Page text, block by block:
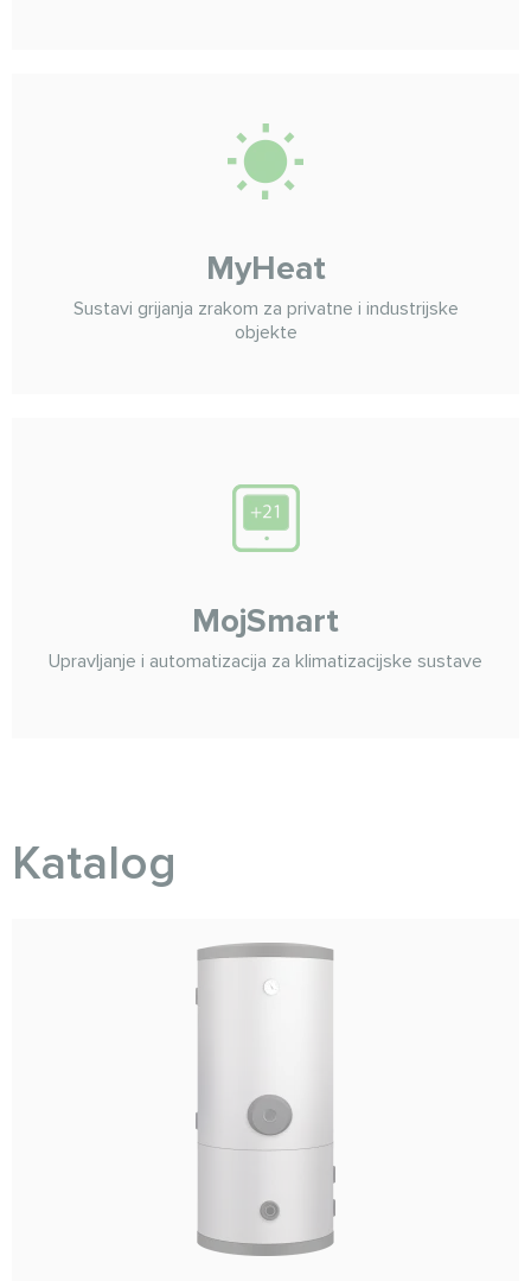
MyHeat
Sustavi grijanja zrakom za privatne i industrijske
objekte
MojSmart
Upravljanje i automatizacija za klimatizacijske sustave
Katalog